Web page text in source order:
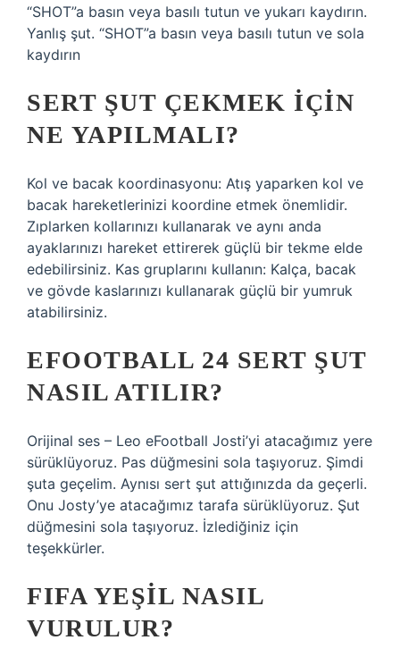
“SHOT”a basın veya basılı tutun ve yukarı kaydırın.
Yanlış şut. “SHOT”a basın veya basılı tutun ve sola
kaydırın
SERT ŞUT ÇEKMEK IÇIN
NE YAPILMALI?
Kol ve bacak koordinasyonu: Atış yaparken kol ve
bacak hareketlerinizi koordine etmek önemlidir.
Zıplarken kollarınızı kullanarak ve aynı anda
ayaklarınızı hareket ettirerek güçlü bir tekme elde
edebilirsiniz. Kas gruplarını kullanın: Kalça, bacak
ve gövde kaslarınızı kullanarak güçlü bir yumruk
atabilirsiniz.
EFOOTBALL 24 SERT ŞUT
NASIL ATILIR?
Orijinal ses – Leo eFootball Josti’yi atacağımız yere
sürüklüyoruz. Pas düğmesini sola taşıyoruz. Şimdi
şuta geçelim. Aynısı sert şut attığınızda da geçerli.
Onu Josty’ye atacağımız tarafa sürüklüyoruz. Şut
düğmesini sola taşıyoruz. İzlediğiniz için
teşekkürler.
FIFA YEŞIL NASIL
VURULUR?